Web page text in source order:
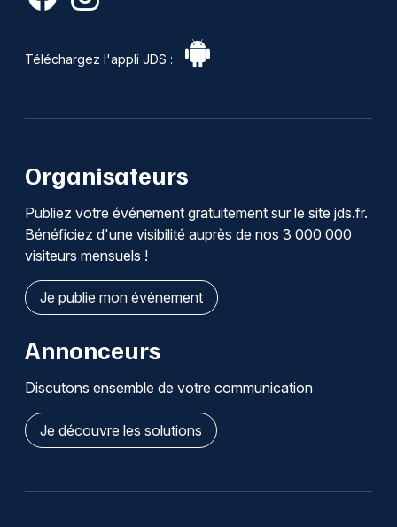
Téléchargez l'appli JDS :
Organisateurs
Publiez votre événement gratuitement sur le site jds.fr.
Bénéficiez d'une visibilité auprès de nos 3 000 000
visiteurs mensuels !
Je publie mon événement
Annonceurs
Discutons ensemble de votre communication
Je découvre les solutions